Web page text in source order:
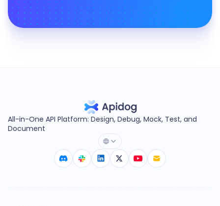
All-in-One API Platform: Design, Debug, Mock, Test, and
Document